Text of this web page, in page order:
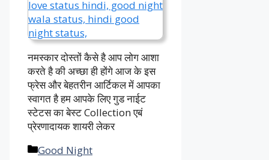
नमस्कार दोस्तों कैसे है आप लोग आशा
करते है की अच्छा ही होंगे आज के इस
फ्रेस और बेहतरीन आर्टिकल में आपका
स्वागत है हम आपके लिए गुड नाईट
स्टेटस का बेस्ट Collection एबं
प्रेरणादायक शायरी लेकर
Categories
Good Night